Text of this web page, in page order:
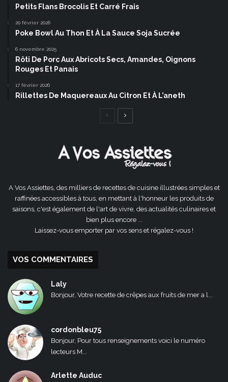
Petits Flans Brocolis Et Carré Frais
20 février 2026
Poke Bowl Au Thon Et À La Sauce Soja Sucrée
6 novembre 2025
Rôti De Porc Aux Abricots Secs, Amandes, Oignons
Rouges Et Panais
17 février 2026
Rillettes De Maquereaux Au Citron Et À L’aneth
Page
A Vos Assiettes, des milliers de recettes de cuisine illustrées simples et
raffinées accessibles à tous, en mettant à l'honneur les produits de
saisons, c'est également de l'art de vivre, des actualités culinaires et
bien plus encore ...
Laissez-vous emporter par vos sens et régalez-vous !
VOS COMMENTAIRES
Laly
Bonjour, Votre recette de crêpes aux fruits de mer a l...
cordonbleu75
Bonjour, Pour tous renseignements voici le numéro
lecteurs M...
Arlette Auduc